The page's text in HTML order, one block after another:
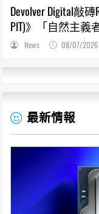
Devolver Digital敲
PIT)》「自然主
萬份，遊戲史低66
News 08/07/2026
最新情報